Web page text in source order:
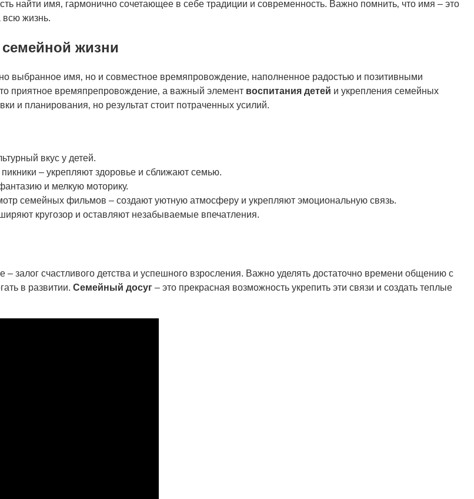
найти имя‚ гармонично сочетающее в себе традиции и современность. Важно помнить‚ что имя – это
всю жизнь.
жизни
выбранное имя‚ но и совместное времяпровождение‚ наполненное радостью и позитивными
приятное времяпрепровождение‚ а важный элемент воспитания детей и укрепления семейных
и планирования‚ но результат стоит потраченных усилий.
вкус у детей.
– укрепляют здоровье и сближают семью.
и мелкую моторику.
семейных фильмов – создают уютную атмосферу и укрепляют эмоциональную связь.
кругозор и оставляют незабываемые впечатления.
залог счастливого детства и успешного взросления. Важно уделять достаточно времени общению с
в развитии. Семейный досуг – это прекрасная возможность укрепить эти связи и создать теплые